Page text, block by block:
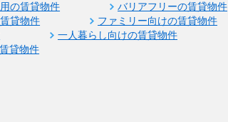
の賃貸物件
バリアフリーの賃貸物件
貸物件 ファミリー向けの賃貸物件
一人暮らし向けの賃貸物件
貸物件